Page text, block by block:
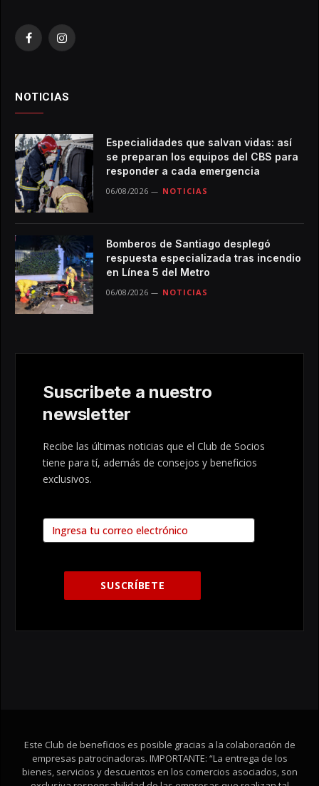
FacebookInstagram
NOTICIAS
Especialidades que salvan vidas: así
se preparan los equipos del CBS para
responder a cada emergencia
06/08/2026 NOTICIAS
Bomberos de Santiago desplegó
respuesta especializada tras incendio
en Línea 5 del Metro
06/08/2026 NOTICIAS
Suscribete a nuestro
newsletter
Recibe las últimas noticias que el Club de Socios
tiene para tí, además de consejos y beneficios
exclusivos.
Este Club de beneficios es posible gracias a la colaboración de
empresas patrocinadoras. IMPORTANTE: “La entrega de los
bienes, servicios y descuentos en los comercios asociados, son